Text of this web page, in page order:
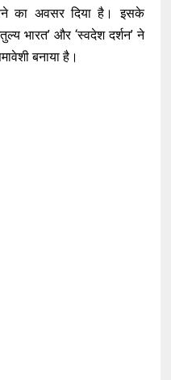
का अवसर दिया है। इसके
भारत’ और ‘स्वदेश दर्शन’ ने
बनाया है।